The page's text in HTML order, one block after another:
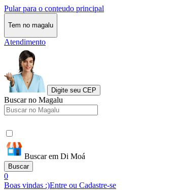
Pular para o conteudo principal
Tem no magalu
Atendimento
Digite seu CEP
Buscar no Magalu
Buscar em Di Moá
Buscar
0
Boas vindas :)Entre ou Cadastre-se